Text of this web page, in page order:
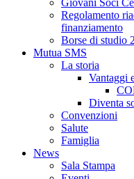
Giovani Soci
Regolamento
finanziamento
Borse di studio
Mutua SMS
La storia
Vantaggi
Diventa
Convenzioni
Salute
Famiglia
News
Sala Stampa